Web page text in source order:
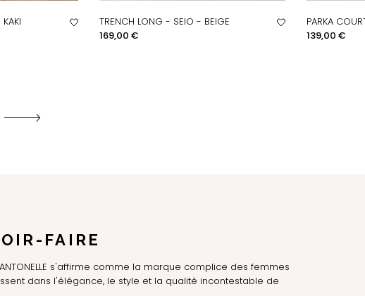
TRENCH LONG - SEIO - BEIGE
Prix
169,00 €
PARKA
Prix
139,00 €
FAIRE
s'affirme comme la marque complice des femmes
dans l'élégance, le style et la qualité incontestable de